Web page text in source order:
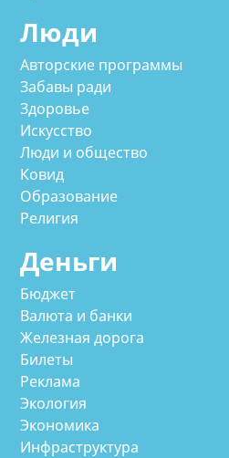
Люди
Авторские программы
Забавы ради
Здоровье
Искусство
Люди и общество
Ковид
Образование
Религия
Деньги
Бюджет
Валюта и банки
Железная дорога
Билеты
Реклама
Экология
Экономика
Инфраструктура